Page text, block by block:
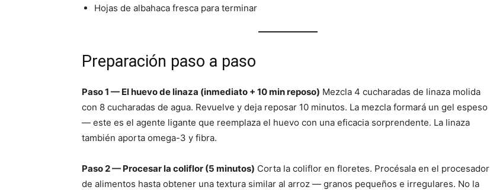
Hojas de albahaca fresca para terminar
Preparación paso a paso
Paso 1 — El huevo de linaza (inmediato + 10 min reposo) Mezcla 4 cucharadas de linaza molida
con 8 cucharadas de agua. Revuelve y deja reposar 10 minutos. La mezcla formará un gel espeso
— este es el agente ligante que reemplaza el huevo con una eficacia sorprendente. La linaza
también aporta omega-3 y fibra.
Paso 2 — Procesar la coliflor (5 minutos) Corta la coliflor en floretes. Procésala en el procesador
de alimentos hasta obtener una textura similar al arroz — granos pequeños e irregulares. No la